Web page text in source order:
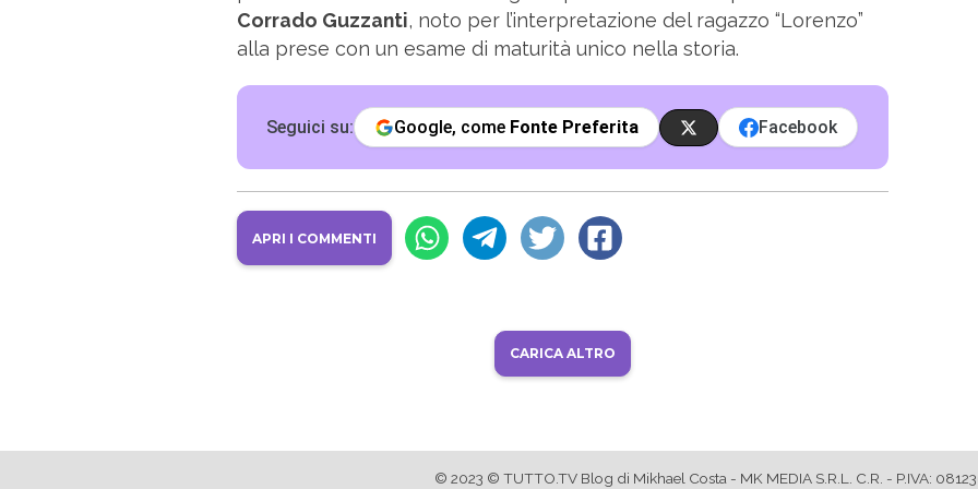
Corrado Guzzanti, noto per l’interpretazione del ragazzo “Lorenzo”
alla prese con un esame di maturità unico nella storia.
Seguici su: Google, come Fonte Preferita Facebook
APRI I COMMENTI
CARICA ALTRO
© 2023 © TUTTO.TV Blog di Mikhael Costa - MK MEDIA S.R.L. C.R. - P.IVA: